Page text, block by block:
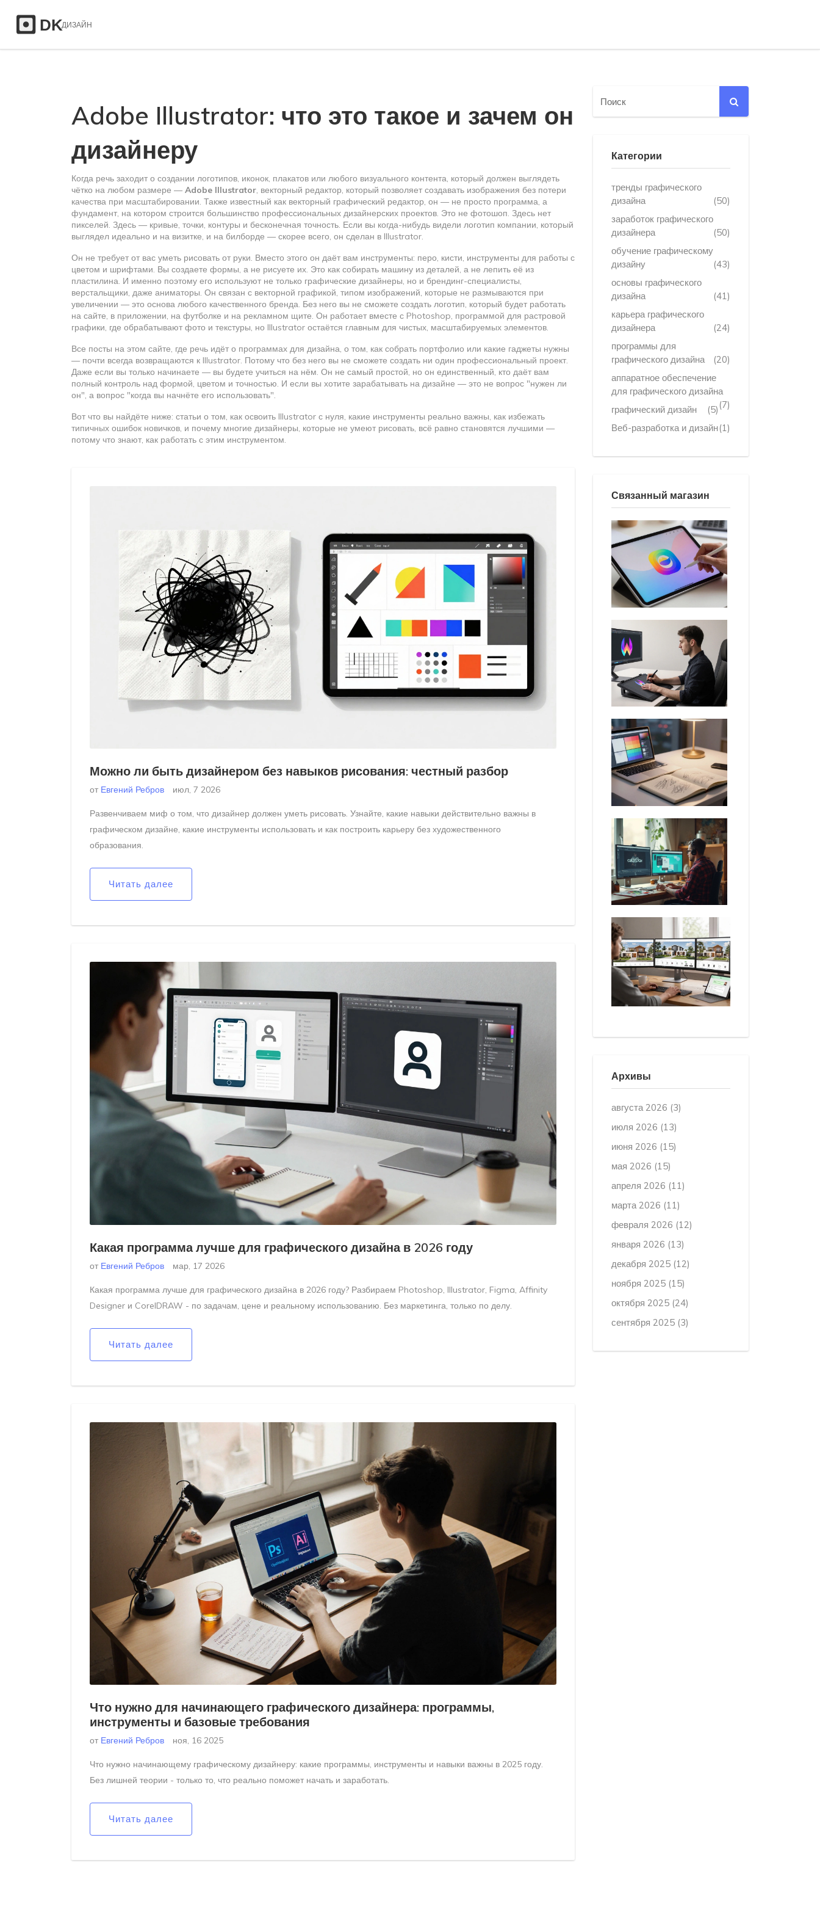
Adobe Illustrator: что это такое и зачем он
дизайнеру
Когда речь заходит о создании логотипов, иконок, плакатов или любого визуального контента, который должен выглядеть
чётко на любом размере — Adobe Illustrator, векторный редактор, который позволяет создавать изображения без потери
качества при масштабировании. Также известный как векторный графический редактор, он — не просто программа, а
фундамент, на котором строится большинство профессиональных дизайнерских проектов. Это не фотошоп. Здесь нет
пикселей. Здесь — кривые, точки, контуры и бесконечная точность. Если вы когда-нибудь видели логотип компании, который
выглядел идеально и на визитке, и на билборде — скорее всего, он сделан в Illustrator.
Он не требует от вас уметь рисовать от руки. Вместо этого он даёт вам инструменты: перо, кисти, инструменты для работы с
цветом и шрифтами. Вы создаете формы, а не рисуете их. Это как собирать машину из деталей, а не лепить её из
пластилина. И именно поэтому его используют не только графические дизайнеры, но и брендинг-специалисты,
верстальщики, даже аниматоры. Он связан с векторной графикой, типом изображений, которые не размываются при
увеличении — это основа любого качественного бренда. Без него вы не сможете создать логотип, который будет работать
на сайте, в приложении, на футболке и на рекламном щите. Он работает вместе с Photoshop, программой для растровой
графики, где обрабатывают фото и текстуры, но Illustrator остаётся главным для чистых, масштабируемых элементов.
Все посты на этом сайте, где речь идёт о программах для дизайна, о том, как собрать портфолио или какие гаджеты нужны
— почти всегда возвращаются к Illustrator. Потому что без него вы не сможете создать ни один профессиональный проект.
Даже если вы только начинаете — вы будете учиться на нём. Он не самый простой, но он единственный, кто даёт вам
полный контроль над формой, цветом и точностью. И если вы хотите зарабатывать на дизайне — это не вопрос "нужен ли
он", а вопрос "когда вы начнёте его использовать".
Вот что вы найдёте ниже: статьи о том, как освоить Illustrator с нуля, какие инструменты реально важны, как избежать
типичных ошибок новичков, и почему многие дизайнеры, которые не умеют рисовать, всё равно становятся лучшими —
потому что знают, как работать с этим инструментом.
Можно ли быть дизайнером без навыков рисования: честный разбор
от Евгений Ребров июл, 7 2026
Развенчиваем миф о том, что дизайнер должен уметь рисовать. Узнайте, какие навыки действительно важны в
графическом дизайне, какие инструменты использовать и как построить карьеру без художественного
образования.
Читать далее
Какая программа лучше для графического дизайна в 2026 году
от Евгений Ребров мар, 17 2026
Какая программа лучше для графического дизайна в 2026 году? Разбираем Photoshop, Illustrator, Figma, Affinity
Designer и CorelDRAW - по задачам, цене и реальному использованию. Без маркетинга, только по делу.
Читать далее
Что нужно для начинающего графического дизайнера: программы,
инструменты и базовые требования
от Евгений Ребров ноя, 16 2025
Что нужно начинающему графическому дизайнеру: какие программы, инструменты и навыки важны в 2025 году.
Без лишней теории - только то, что реально поможет начать и заработать.
Читать далее
Категории
тренды графического
дизайна
(50)
заработок графического
дизайнера
(50)
обучение графическому
дизайну
(43)
основы графического
дизайна
(41)
карьера графического
дизайнера
(24)
программы для
графического дизайна
(20)
аппаратное обеспечение
для графического дизайна
(7)
графический дизайн
(5)
Веб-разработка и дизайн(1)
Связанный магазин
Архивы
августа 2026 (3)
июля 2026 (13)
июня 2026 (15)
мая 2026 (15)
апреля 2026 (11)
марта 2026 (11)
февраля 2026 (12)
января 2026 (13)
декабря 2025 (12)
ноября 2025 (15)
октября 2025 (24)
сентября 2025 (3)